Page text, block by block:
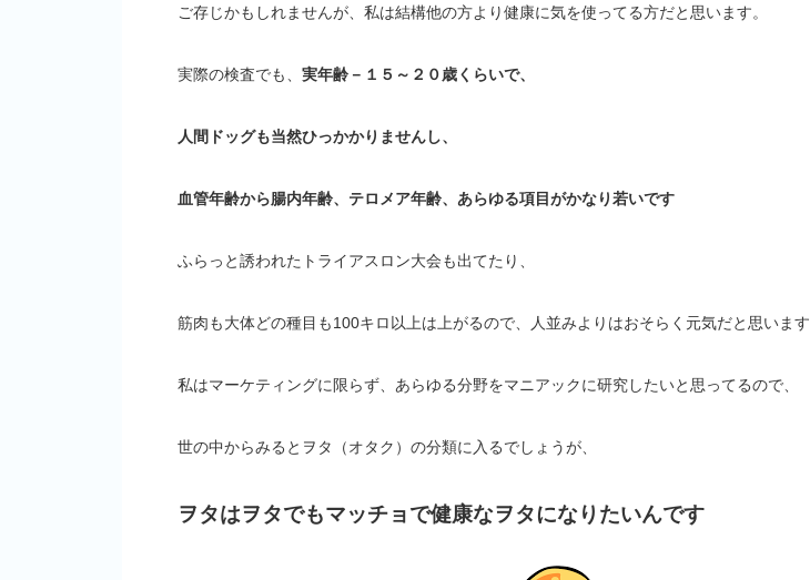
ご存じかもしれませんが、私は結構他の方より健康に気を使ってる方だと思います。
実際の検査でも、 実年齢－１５～２０歳くらいで、
人間ドッグも当然ひっかかりませんし、
血管年齢から腸内年齢、テロメア年齢、あらゆる項目がかなり若いです
ふらっと誘われたトライアスロン大会も出てたり、
筋肉も大体どの種目も100キロ以上は上がるので、人並みよりはおそらく元気だと思います
私はマーケティングに限らず、あらゆる分野をマニアックに研究したいと思ってるので、
世の中からみるとヲタ（オタク）の分類に入るでしょうが、
ヲタはヲタでもマッチョで健康なヲタになりたいんです